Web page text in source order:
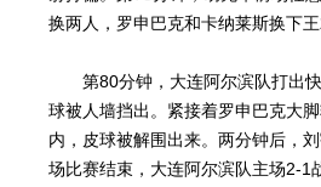
换两人，罗申巴克和卡纳莱斯换下王
第80分钟，大连阿尔滨队打出快
球被人墙挡出。紧接着罗申巴克大
内，皮球被解围出来。两分钟后，
场比赛结束，大连阿尔滨队主场2-1